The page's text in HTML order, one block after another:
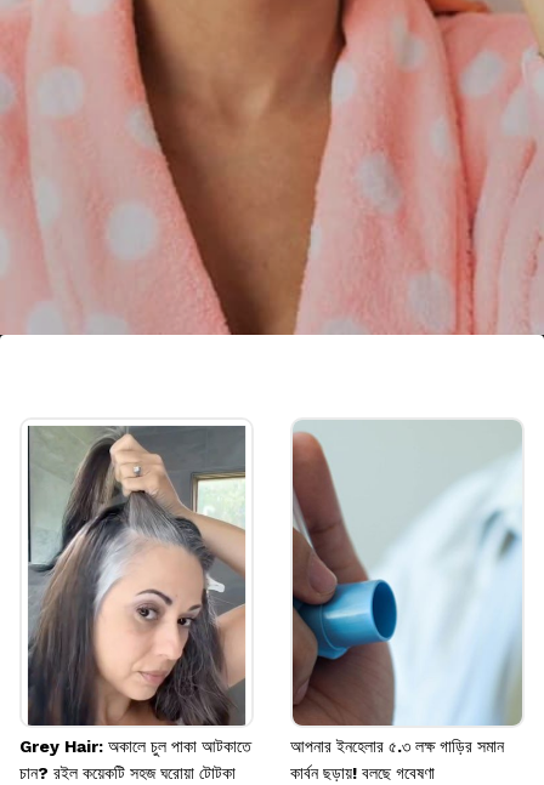
ফেশিয়াল!
আপনার ত্বকে যদি ব্রণ, অ্যালার্জি, একজিমা বা অন্য
কোনও সমস্যা থাকে, তবে নতুন কোনও প্রোডাক্ট
ব্যবহারের আগে প্যাচ টেস্ট করে নিন।
Image credits: pinterest
Grey Hair: অকালে চুল পাকা আটকাতে
চান? রইল কয়েকটি সহজ ঘরোয়া টোটকা
আপনার ইনহেলার ৫.৩ লক্ষ গাড়ির সমান
কার্বন ছড়ায়! বলছে গবেষণা